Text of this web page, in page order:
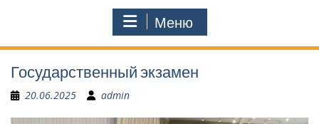
Меню
Государственный экзамен
20.06.2025 admin